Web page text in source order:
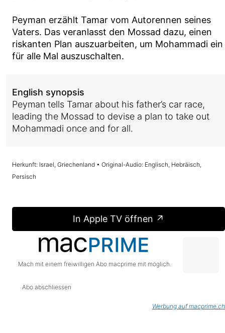
Peyman erzählt Tamar vom Autorennen seines
Vaters. Das veranlasst den Mossad dazu, einen
riskanten Plan auszuarbeiten, um Mohammadi ein
für alle Mal auszuschalten.
English synopsis
Peyman tells Tamar about his father’s car race,
leading the Mossad to devise a plan to take out
Mohammadi once and for all.
Herkunft: Israel, Griechenland • Original-Audio: Englisch, Hebräisch,
Persisch
In Apple TV öffnen ↗
Mach mit einem freiwilligen Abo macprime mit möglich.
Abo abschliessen
Werbung auf macprime.ch